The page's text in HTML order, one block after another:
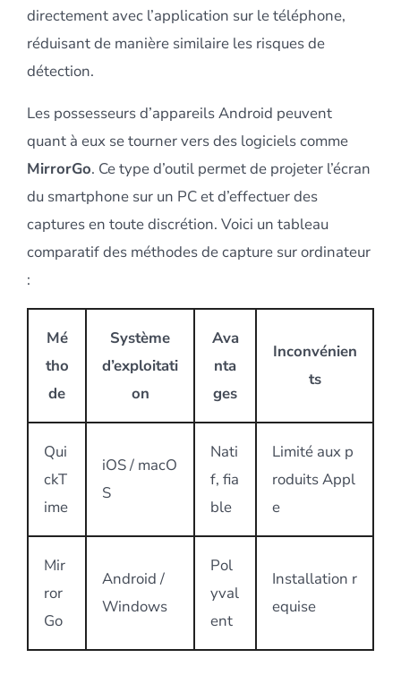
directement avec l’application sur le téléphone,
réduisant de manière similaire les risques de
détection.
Les possesseurs d’appareils Android peuvent
quant à eux se tourner vers des logiciels comme
MirrorGo. Ce type d’outil permet de projeter l’écran
du smartphone sur un PC et d’effectuer des
captures en toute discrétion. Voici un tableau
comparatif des méthodes de capture sur ordinateur
:
Mé
tho
de
Système
d’exploitati
on
Ava
nta
ges
Inconvénien
ts
Qui
ckT
ime
iOS / macO
S
Nati
f, fia
ble
Limité aux p
roduits Appl
e
Mir
ror
Go
Android /
Windows
Pol
yval
ent
Installation r
equise